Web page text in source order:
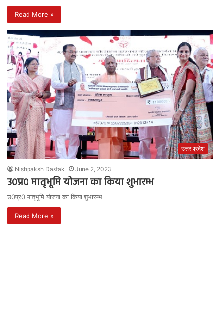
Read More »
उत्तर प्रदेश
Nishpaksh Dastak June 2, 2023
उ0प्र0 मातृभूमि योजना का किया शुभारम्भ
उ0प्र0 मातृभूमि योजना का किया शुभारम्भ
Read More »